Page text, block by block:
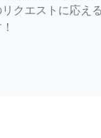
クエストに応え